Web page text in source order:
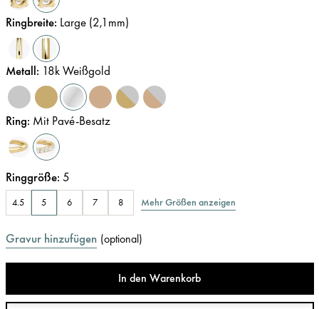
Ringbreite: Large (2,1mm)
Metall: 18k Weißgold
Ring: Mit Pavé-Besatz
Ringgröße: 5
4.5 5 6 7 8 Mehr Größen anzeigen
Gravur hinzufügen (optional)
In den Warenkorb